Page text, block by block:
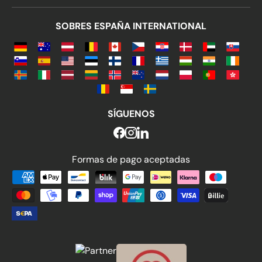
e innovador?
Nuestros sobres acolchados en acabados de
colores, metalizados y mate no te decepcionarán.
Si necesitas una solución eficaz para proteger tus
envíos, echa un vistazo a nuestra gama de
¡También puedes personalizarlos!
Solicita más información si necesitas un
presupuesto para impresión y/o productos a
medida.
También ofrecemos productos complementarios
como
vistazo y elige el producto que mejor se adapte a
SOBRES ESPAÑA INTERNATIONAL
SÍGUENOS
Formas de pago aceptadas
Formas de pago aceptadas